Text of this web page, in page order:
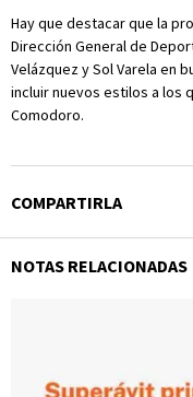
Hay que destacar que la
Dirección General de
Velázquez y Sol Varela en
incluir nuevos estilos a los
Comodoro.
COMPARTIRLA
NOTAS RELACIONADAS